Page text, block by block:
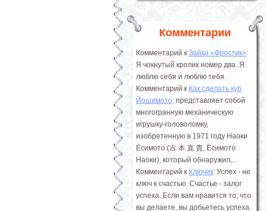
Комментарии
Комментарий к Зайка «Фростик»:
Я чокнутый кролик номер два. Я
люблю себя и люблю тебя.
Комментарий к Как сделать куб
Йошимото: представляет собой
многогранную механическую
игрушку-головоломку,
изобретенную в 1971 году Наоки
Ёсимото (吉 本 直 貴, Ёсимото
Наоки), который обнаружил,...
Комментарий к Ключик: Успех - не
ключ к счастью. Счастье - залог
успеха. Если вам нравится то, что
вы делаете, вы добьетесь успеха.